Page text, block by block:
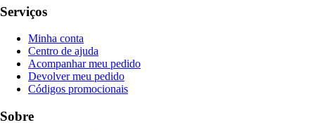
Serviços
Minha conta
Centro de ajuda
Acompanhar meu pedido
Devolver meu pedido
Códigos promocionais
Sobre